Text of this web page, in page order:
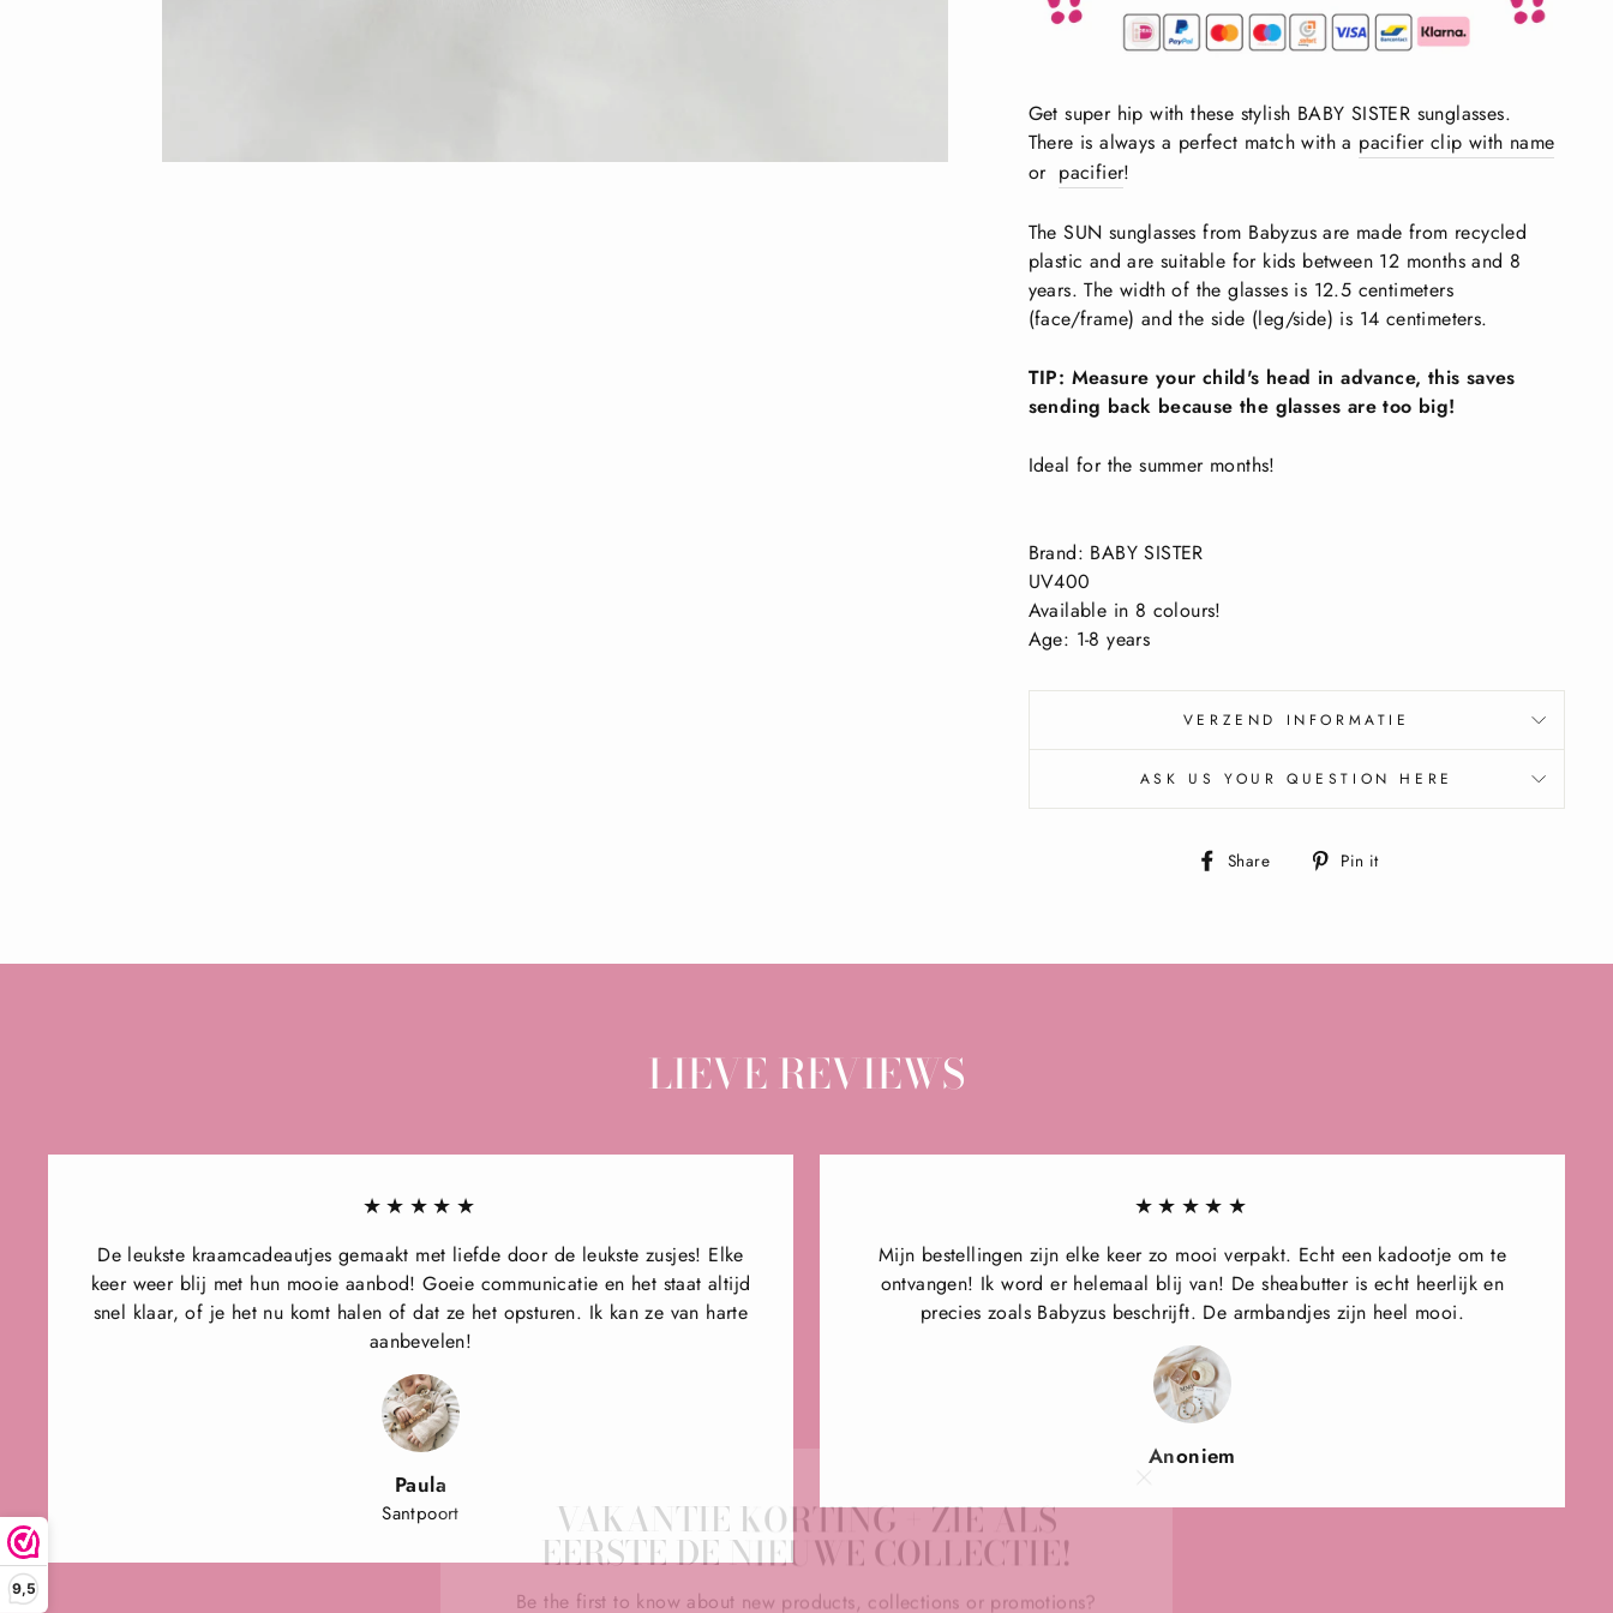
9,5
Get super hip with these stylish BABY SISTER sunglasses.
There is always a perfect match with a pacifier clip with name
or pacifier!
The SUN sunglasses from Babyzus are made from recycled
plastic and are suitable for kids between 12 months and 8
years. The width of the glasses is 12.5 centimeters
(face/frame) and the side (leg/side) is 14 centimeters.
TIP: Measure your child's head in advance, this saves
sending back because the glasses are too big!
Ideal for the summer months!
Brand: BABY SISTER
UV400
Available in 8 colours!
Age: 1-8 years
VERZEND INFORMATIE
ASK US YOUR QUESTION HERE
Share
Share Pin it
LIEVE REVIEWS
★★★★★
De leukste kraamcadeautjes gemaakt met liefde door de leukste zusjes! Elke
keer weer blij met hun mooie aanbod! Goeie communicatie en het staat altijd
snel klaar, of je het nu komt halen of dat ze het opsturen. Ik kan ze van harte
aanbevelen!
Paula
Santpoort
★★★★★
Mijn bestellingen zijn elke keer zo mooi verpakt. Echt een kadootje om te
ontvangen! Ik word er helemaal blij van! De sheabutter is echt heerlijk en
precies zoals Babyzus beschrijft. De armbandjes zijn heel mooi.
Anoniem
EERSTE DE NIEUWE COLLECTIE!
Be the first to know about new products, collections or promotions?
Plus; Receive 10% discount on your first order!
(esc)"